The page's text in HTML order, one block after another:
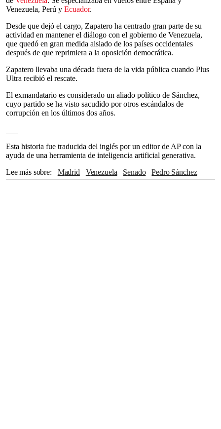
Venezuela, Perú y Ecuador.
Desde que dejó el cargo, Zapatero ha centrado gran parte de su
actividad en mantener el diálogo con el gobierno de Venezuela,
que quedó en gran medida aislado de los países occidentales
después de que reprimiera a la oposición democrática.
Zapatero llevaba una década fuera de la vida pública cuando Plus
Ultra recibió el rescate.
El exmandatario es considerado un aliado político de Sánchez,
cuyo partido se ha visto sacudido por otros escándalos de
corrupción en los últimos dos años.
Esta historia fue traducida del inglés por un editor de AP con la
ayuda de una herramienta de inteligencia artificial generativa.
Lee más sobre
Madrid Venezuela Senado
Pedro Sánchez